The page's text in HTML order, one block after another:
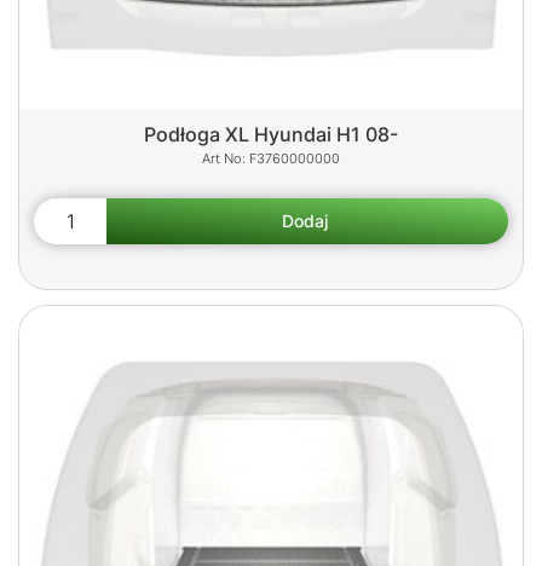
Podłoga XL Hyundai H1 08-
F3760000000